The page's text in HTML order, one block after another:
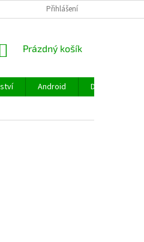
VRÁCENÍ ZBOŽÍ
Přihlášení
NÁKUPNÍ
Prázdný košík
Android
Doprava a